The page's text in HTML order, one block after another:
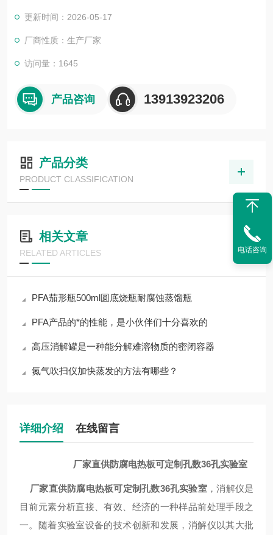
原子荧光、ICP、ICP-MS、极谱仪等样品前处理
更新时间：2026-05-17
厂商性质：生产厂家
访问量：1645
产品咨询 13913923206
产品分类
PRODUCT CLASSIFICATION
相关文章
RELATED ARTICLES
PFA茄形瓶500ml圆底烧瓶耐腐蚀蒸馏瓶
PFA产品的*的性能，是小伙伴们十分喜欢的
高压消解罐是一种能分解难溶物质的密闭容器
氮气吹扫仪加快蒸发的方法有哪些？
详细介绍 在线留言
厂家直供防腐电热板可定制孔数36孔实验室
厂家直供防腐电热板可定制孔数36孔实验室，消解仪是
目前元素分析直接、有效、经济的一种样品前处理手段之
一。随着实验室设备的技术创新和发展，消解仪以其大批
电话咨询